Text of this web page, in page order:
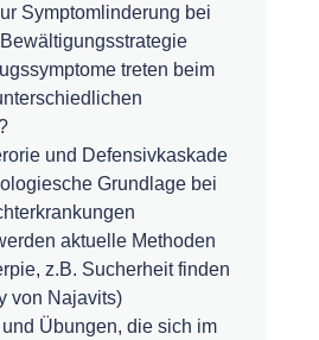
Symptomlinderung bei
treten beim
und Defensivkaskade
Grundlage bei
aktuelle Methoden
z.B. Sucherheit finden
von Najavits)
Übungen, die sich im